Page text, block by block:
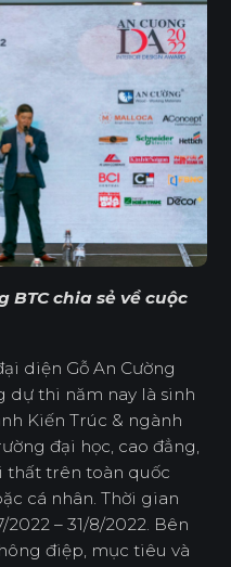
BTC chia sẻ về cuộc
diện Gỗ An Cường
dự thi năm nay là sinh
Kiến Trúc & ngành
đại học, cao đẳng,
thất trên toàn quốc
cá nhân. Thời gian
– 31/8/2022. Bên
điệp, mục tiêu và